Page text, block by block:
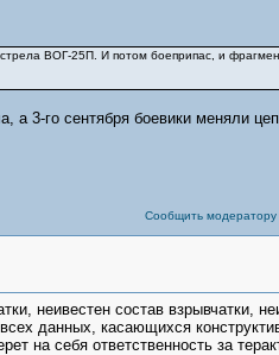
ВОГ-25П. И потом боеприпас, и
а 3-го сентября боевики меняли
Сообщить модератору
неивестен состав взрывчатки,
данных, касающихся
на себя ответственность за